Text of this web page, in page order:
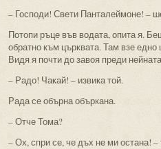
– Господи! Свети Панталеймоне! –
Потопи ръце във водата, опита я.
обратно към църквата. Там взе
Видя я почти до завоя преди
– Радо! Чакай! – извика той.
Рада се обърна объркана.
– Отче Тома?
– Ох, спри се, че дъх не ми остана!